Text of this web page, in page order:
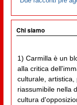
Chi siamo
1) Carmilla è un
alla critica
culturale, artistica,
riassumibile nella
cultura